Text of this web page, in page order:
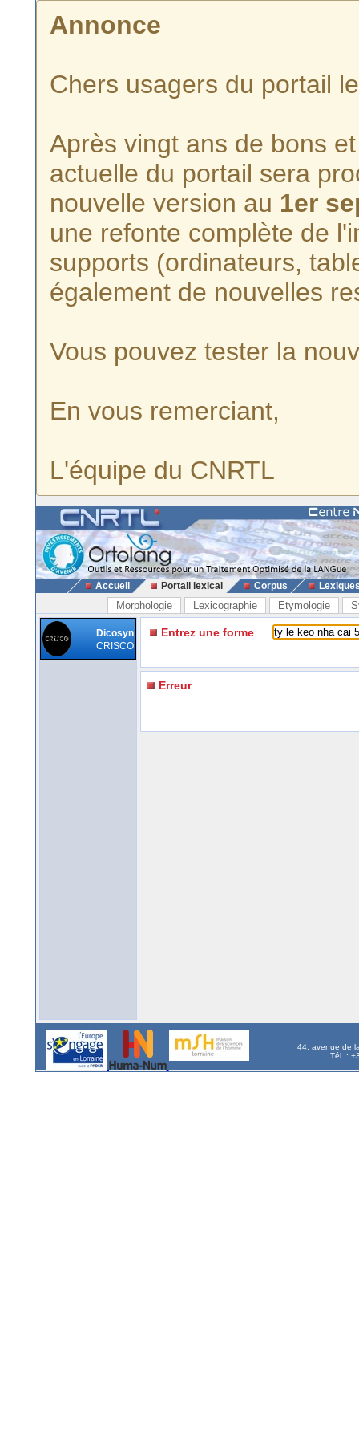
Annonce
Chers usagers du portail
Après vingt ans de bons
actuelle du portail sera
nouvelle version au 1er
une refonte complète de
supports (ordinateurs,
également de nouvelles
Vous pouvez tester la
En vous remerciant,
L'équipe du CNRTL
Accueil Portail lexical Corpus
Morphologie Lexicographie Etymologie
Dicosyn
CRISCO
Entrez une forme
Erreur
44, avenue de
Tél. :